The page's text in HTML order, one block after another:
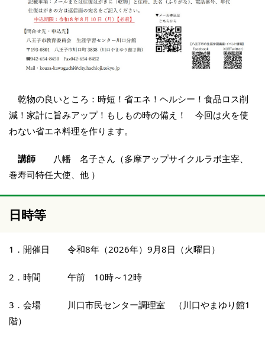
乾物の良いところ：時短！省エネ！ヘルシー！食品ロス削
減！家計に旨みアップ！もしもの時の備え！ 今回は火を使
わない省エネ料理を作ります。
講師 八幡 名子さん（多摩アップサイクルラボ主宰、
巻寿司特任大使、他 ）
日時等
1．開催日 令和8年（2026年）9月8日（火曜日）
2．時間 午前 10時～12時
3．会場 川口市民センター調理室 （川口やまゆり館1
階）